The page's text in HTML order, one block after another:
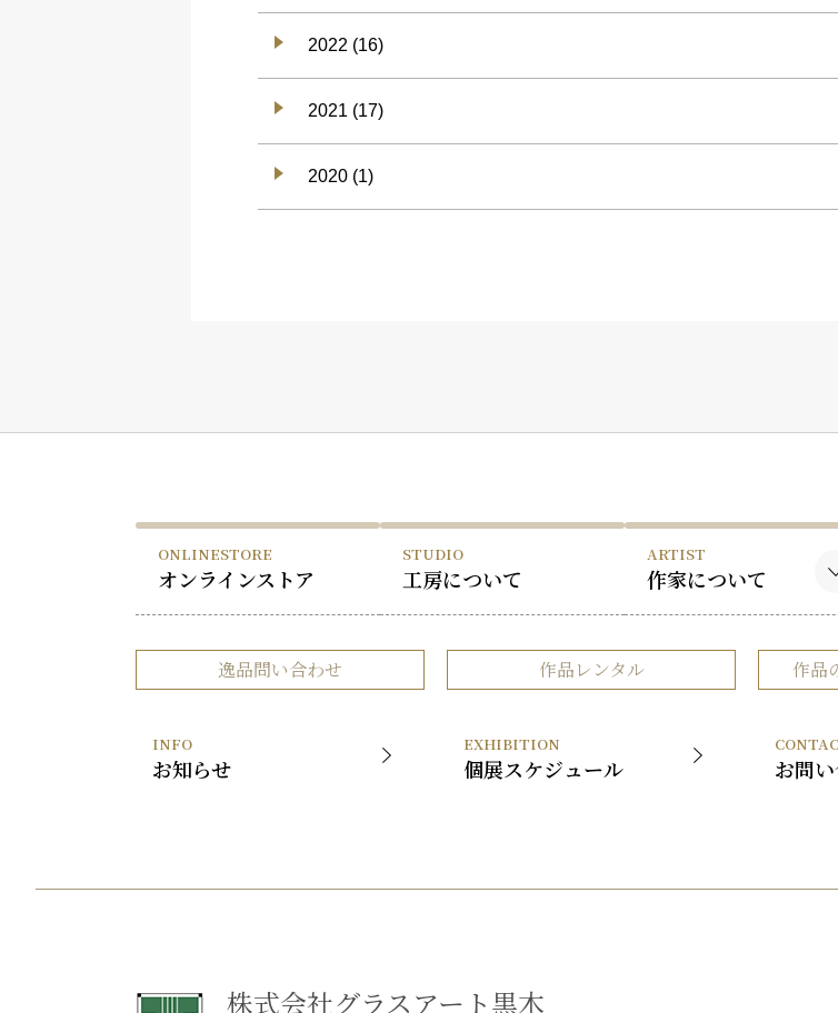
2022 (16)
2021 (17)
2020 (1)
ONLINESTORE
オンラインストア
STUDIO
工房について
ARTIST
作家について
黒木国昭について
谷口榮について
受賞歴
逸品問い合わせ 作品レンタル 作品
INFO
お知らせ
EXHIBITION
個展スケジュール お問
株式会社グラスアート黒木